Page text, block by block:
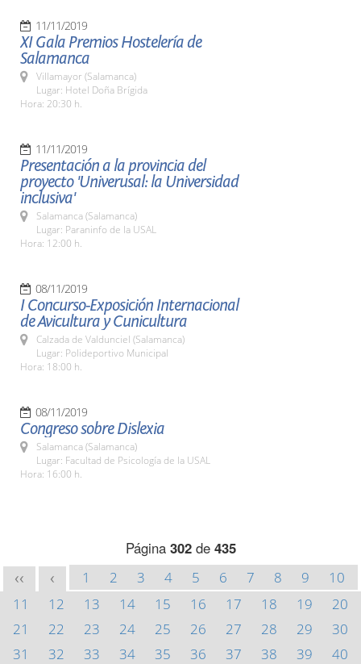
11/11/2019
XI Gala Premios Hostelería de
Salamanca
Villamayor (Salamanca)
Lugar: Hotel Doña Brígida
Hora: 20:30 h.
11/11/2019
Presentación a la provincia del
proyecto 'Univerusal: la Universidad
inclusiva'
Salamanca (Salamanca)
Lugar: Paraninfo de la USAL
Hora: 12:00 h.
08/11/2019
I Concurso-Exposición Internacional
de Avicultura y Cunicultura
Calzada de Valdunciel (Salamanca)
Lugar: Polideportivo Municipal
Hora: 18:00 h.
08/11/2019
Congreso sobre Dislexia
Salamanca (Salamanca)
Lugar: Facultad de Psicología de la USAL
Hora: 16:00 h.
Página 302de 435
<< < 1 2 3 4 5 6 7 8 9
10
11
12 13 14 15 16 17 18 19
20
21
22 23 24 25 26 27 28 29
30
31
32 33 34 35 36 37 38 39
40